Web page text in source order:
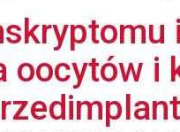
oocytów i